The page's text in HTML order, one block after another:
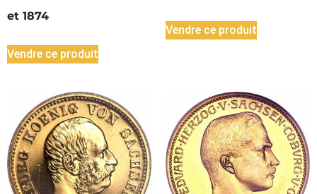
et 1874
Vendre ce produit
Vendre ce produit